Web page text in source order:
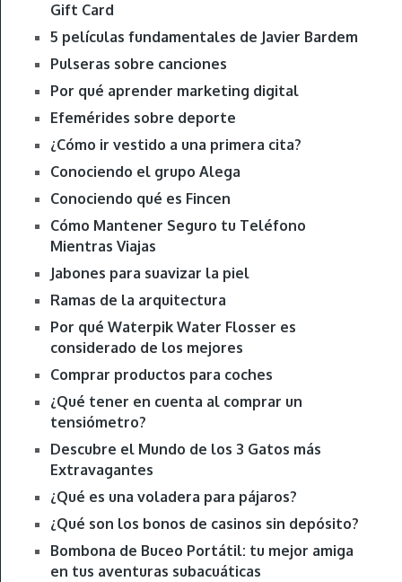
Gift Card
5 películas fundamentales de Javier Bardem
Pulseras sobre canciones
Por qué aprender marketing digital
Efemérides sobre deporte
¿Cómo ir vestido a una primera cita?
Conociendo el grupo Alega
Conociendo qué es Fincen
Cómo Mantener Seguro tu Teléfono
Mientras Viajas
Jabones para suavizar la piel
Ramas de la arquitectura
Por qué Waterpik Water Flosser es
considerado de los mejores
Comprar productos para coches
¿Qué tener en cuenta al comprar un
tensiómetro?
Descubre el Mundo de los 3 Gatos más
Extravagantes
¿Qué es una voladera para pájaros?
¿Qué son los bonos de casinos sin depósito?
Bombona de Buceo Portátil: tu mejor amiga
en tus aventuras subacuáticas